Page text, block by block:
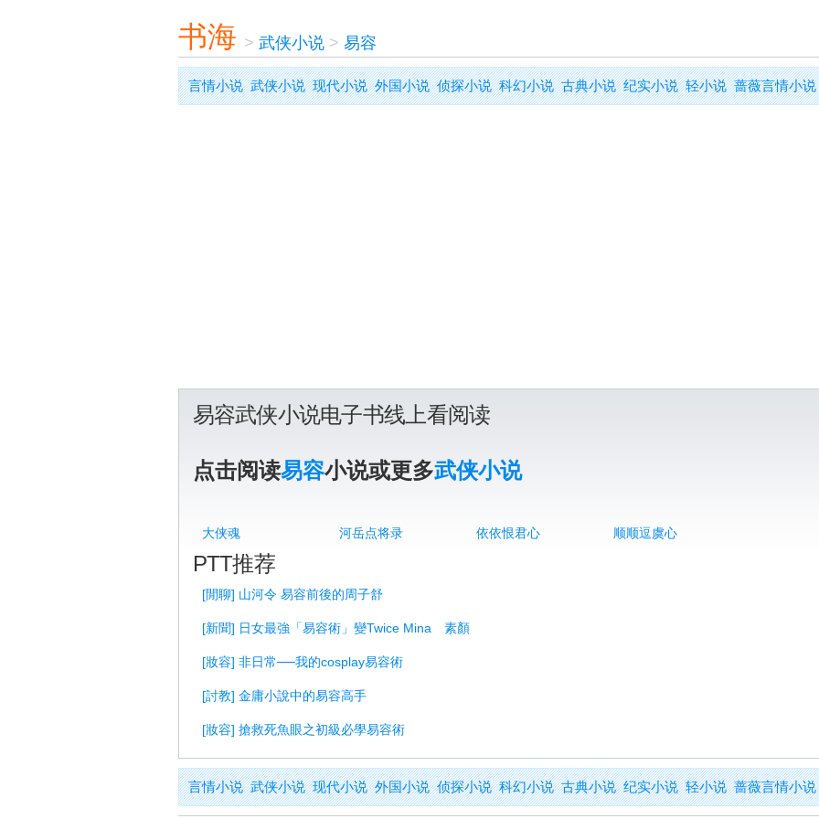
书海 > 武侠小说> 易容
言情小说 武侠小说 现代小说 外国小说 侦探小说 科幻小说 古典小说 纪实小说 轻小说 蔷薇言情小说
易容武侠小说电子书线上看阅读
点击阅读易容小说或更多武侠小说
大侠魂 河岳点将录 依依恨君心 顺顺逗虞心
PTT推荐
[閒聊] 山河令 易容前後的周子舒
[新聞] 日女最強「易容術」變Twice Mina 素顏
[妝容] 非日常──我的cosplay易容術
[討教] 金庸小說中的易容高手
[妝容] 搶救死魚眼之初級必學易容術
言情小说 武侠小说 现代小说 外国小说 侦探小说 科幻小说 古典小说 纪实小说 轻小说 蔷薇言情小说